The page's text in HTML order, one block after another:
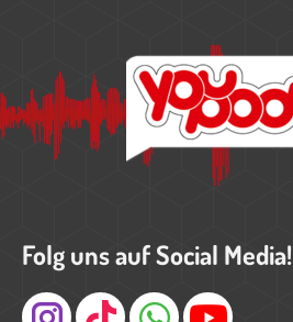
Folg uns auf Social Media!